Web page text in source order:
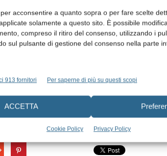
acconsentire a quanto sopra o per fare scelte
solamente a questo sito. È possibile
compreso il ritiro del consenso, utilizzando i
sul pulsante di gestione del consenso nella parte
913 fornitori Per saperne di più su questi scopi
ACCETTA
Cookie Policy Privacy Policy
Director Bioimplon Italia – Mallivento, durante la
annuale GBGS costituisce un esclusivo punto di
di presentare ricerche originali e sviluppi
Lazzaro di Savena presso l’innovativo centro
di Bologna.